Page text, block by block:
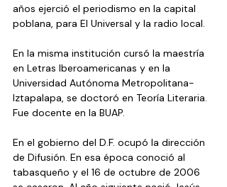
años ejerció el periodismo en la capital
poblana, para El Universal y la radio local.
En la misma institución cursó la maestría
en Letras Iberoamericanas y en la
Universidad Autónoma Metropolitana-
Iztapalapa, se doctoró en Teoría Literaria.
Fue docente en la BUAP.
En el gobierno del D.F. ocupó la dirección
de Difusión. En esa época conoció al
tabasqueño y el 16 de octubre de 2006